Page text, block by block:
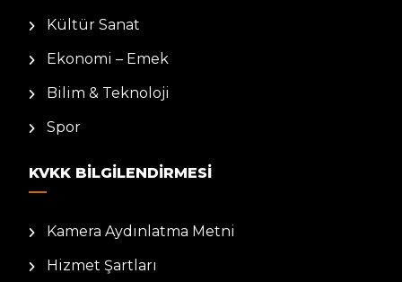
Kültür Sanat
Ekonomi – Emek
Bilim & Teknoloji
Spor
KVKK BILGILENDIRMESI
Kamera Aydınlatma Metni
Hizmet Şartları